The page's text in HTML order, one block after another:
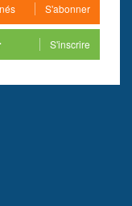
S'abonner
S'inscrire